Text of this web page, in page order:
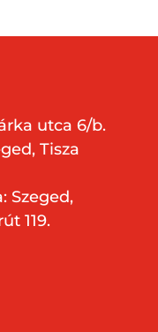
utca 6/b.
Tisza
Szeged,
119.